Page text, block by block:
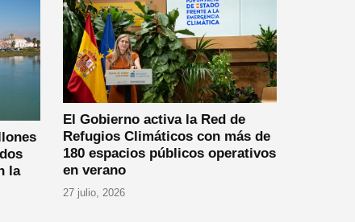
la
El Gobierno activa la Red de
Refugios Climáticos con más de
180 espacios públicos operativos
en verano
27 julio, 2026